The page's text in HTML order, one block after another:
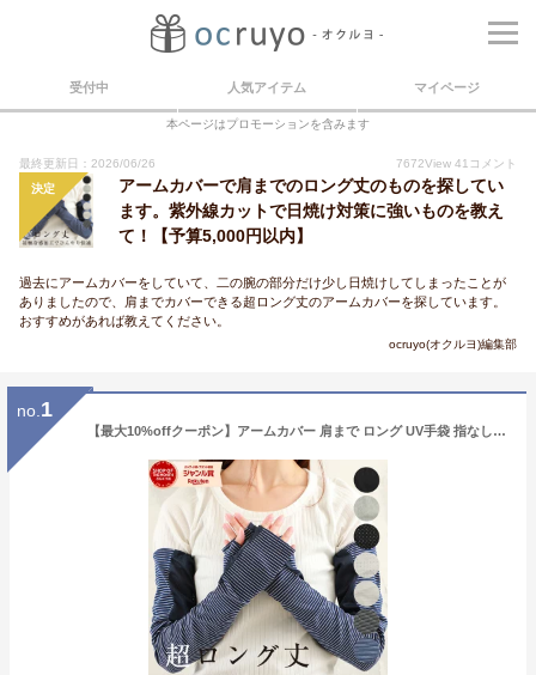
受付中 人気アイテム マイページ
本ページはプロモーションを含みます
最終更新日：2026/06/26 7672View 41 コメント
決定
アームカバーで肩までのロング丈のものを探してい
ます。紫外線カットで日焼け対策に強いものを教え
て！【予算5,000円以内】
過去にアームカバーをしていて、二の腕の部分だけ少し日焼けしてしまったことが
ありましたので、肩までカバーできる超ロング丈のアームカバーを探しています。
おすすめがあれば教えてください。
ocruyo(オクルヨ)編集部
no. 1
【最大10%offクーポン】アームカバー 肩まで ロング UV手袋 指なし ドライブ レディース uv アームカバー 冷感 スマホ 滑り止め 内側メッシュ UV対策 グッズ 接触冷感 手袋 夏用 日焼け 手袋 uvカット 超 ロング 運転 女性 誕生日 プレゼント 母の日 ギフト